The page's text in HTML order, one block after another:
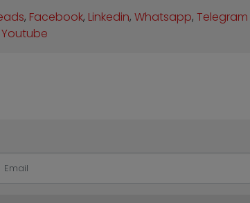
, Facebook, Linkedin,Whatsapp,Telegram
Youtube